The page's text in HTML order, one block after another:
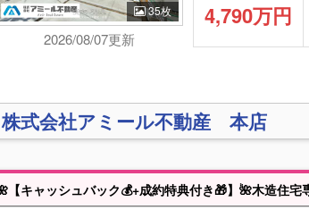
35枚
2026/08/07更新
4,790万円
株式会社アミール不動産 本店